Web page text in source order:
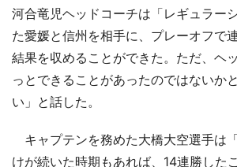
河合竜児ヘッドコーチは「レギュラー
た愛媛と信州を相手に、プレーオフで
結果を収めることができた。ただ、ヘ
っとできることがあったのではないか
い」と話した。
キャプテンを務めた大橋大空選手は
けが続いた時期もあれば、14連勝した